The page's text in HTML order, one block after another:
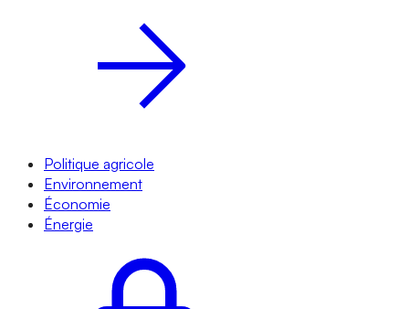
Politique agricole
Environnement
Économie
Énergie